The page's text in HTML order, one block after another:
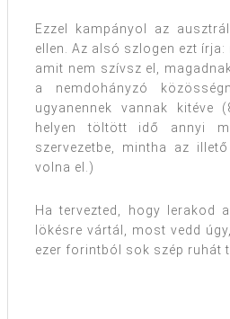
Ezzel kampányol az
ellen. Az alsó szlogen ezt
amit nem szívsz el,
a nemdohányzó
ugyanennek vannak kitéve
helyen töltött idő annyi
szervezetbe, mintha az
volna el.)
Ha tervezted, hogy lerakod
lökésre vártál, most vedd
ezer forintból sok szép ruhát